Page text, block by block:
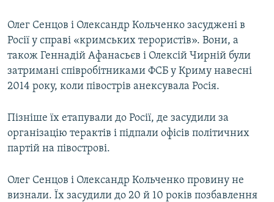
Олег Сенцов і Олександр Кольченко засуджені в
Росії у справі «кримських терористів». Вони, а
також Геннадій Афанасьєв і Олексій Чирній були
затримані співробітниками ФСБ у Криму навесні
2014 року, коли півострів анексувала Росія.
Пізніше їх етапували до Росії, де засудили за
організацію терактів і підпали офісів політичних
партій на півострові.
Олег Сенцов і Олександр Кольченко провину не
визнали. Їх засудили до 20 й 10 років позбавлення